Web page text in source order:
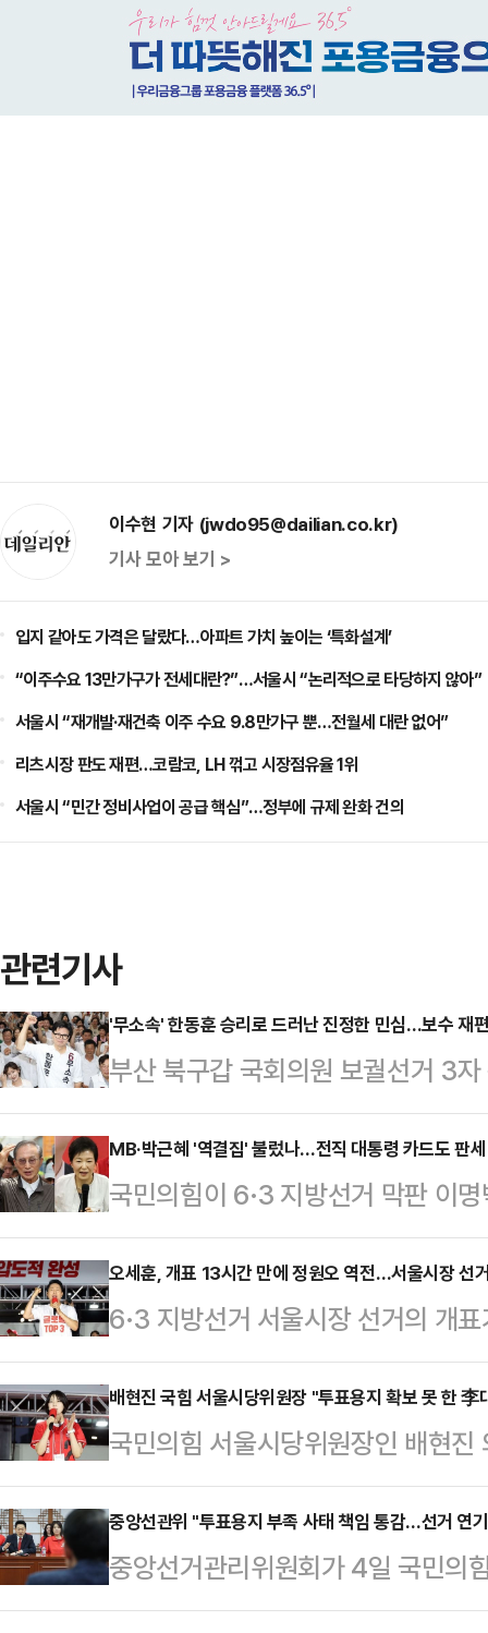
이수현 기자 (jwdo95@dailian.co.kr)
기사 모아 보기 >
입지 같아도 가격은 달랐다…아파트 가치 높이는 ‘특화설계’
“이주수요 13만가구가 전세대란?”…서울시 “논리적으로 타당하지 않아”
서울시 “재개발·재건축 이주 수요 9.8만가구 뿐…전월세 대란 없어”
리츠시장 판도 재편…코람코, LH 꺾고 시장점유율 1위
서울시 “민간 정비사업이 공급 핵심”…정부에 규제 완화 건의
관련기사
'무소속' 한동훈 승리로 드러난 진정한 민심…보수 재
부산 북구갑 국회의원 보궐선거 3
거두면서 이번 결과가 향후 보수 재
고 있다. 이번 승리가 이재명 정부
국민의힘 지도부를 향한 보수층 내
분석이 나온다.한동훈 당선인은 4
상황에서 42.99%를 득표해 하정
후보를 따돌리고 당선을 확정지었
15.76%를 얻었…
MB·박근혜 '역결집' 불렀나…전직 대통령 카드도 판
국민의힘이 6·3 지방선거 막판 이
었지만, 판세 반전으로 이어지지는
워 막판 표심 자극을 시도했으나,
이었다.4일 오전 4시 기준 지방선
은 13곳에서 자당 후보가 당선을
전통적 강세 지역인 대구·경북·경
의 등판은 국민의힘에 적지 않은 부
치러진 선거에서 …
오세훈, 개표 13시간 만에 정원오 역전…서울시장 선
6·3 지방선거 서울시장 선거의 개
훈 국민의힘 후보가 정원오 더불어
표 시작 13시간여 만이다.이날 중
94.12% 상황에서 오 후보가
섰다.정 후보는 48.59%(239만
하고 있다. 두 후보 간 격차는 단
야말로 초박빙 양상이다.한편, 선
배현진 국힘 서울시당위원장 "투표용지 확보 못 한 李
국민의힘 서울시당위원장인 배현
지 부족 사태와 관련해 "선거 개입
대해서 대통령으로서 사죄하고, 중
문책해야 한다"고 밝혔다.배현진
고 "중앙선관위는 이 사건 대해 갑
중앙선관위 "투표용지 부족 사태 책임 통감…선거 연
중앙선거관리위원회가 4일 국민의
련 재선거 요구에 대해 "공직선거법